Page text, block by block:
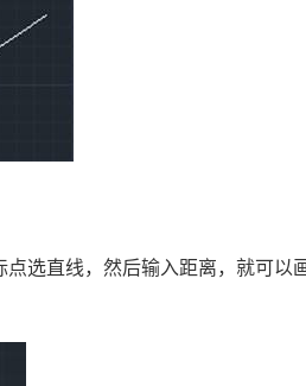
点选直线，然后输入距离，就可以